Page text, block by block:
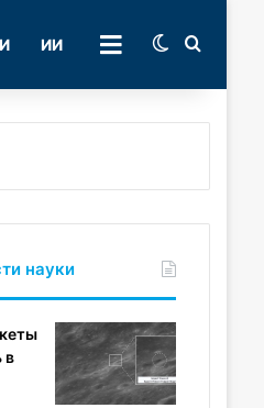
ИИ РУБРИКИSwitch skin
науки
в